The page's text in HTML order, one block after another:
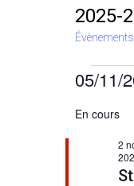
2025-
Évènements
for
05/11/
une
En cours
2